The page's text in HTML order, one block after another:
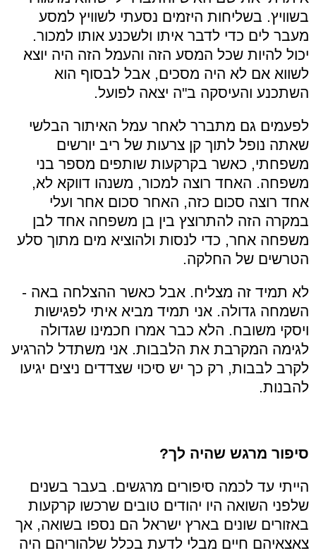
בשוויץ. בשליחות היזמים נסעתי לשוויץ למסע
מעבר לים כדי לדבר איתו ולשכנע אותו למכור.
יכול להיות שכל המסע הזה והעמל הזה היה יוצא
לשווא אם לא היה מסכים, אבל לבסוף הוא
השתכנע והעיסקה ב"ה יצאה לפועל.
לפעמים גם מתברר לאחר עמל האיתור הבלשי
שאתה נופל לתוך קן צרעות של ריב יורשים
משפחתי, כאשר בקרקעות שותפים מספר בני
משפחה. האחד רוצה למכור, משנהו דווקא לא,
אחד רוצה סכום כזה, האחר סכום אחר ועלי
במקרה הזה להתרוצץ בין בן משפחה אחד לבן
משפחה אחר, כדי לנסות ולהוציא מים מתוך סלע
הטרשים של החלקה.
לא תמיד זה מצליח. אבל כאשר ההצלחה באה -
השמחה גדולה. אני תמיד מביא איתי לפגישות
ויסקי משובח. הלא כבר אמרו חכמינו שגדולה
לגימה המקרבת את הלבבות. אני משתדל להרגיע
לקרב לבבות, רק כך יש סיכוי שצדדים ניצים יגיעו
להבנות.
סיפור מרגש שהיה לך?
הייתי עד לכמה סיפורים מרגשים. בעבר בשנים
שלפני השואה היו יהודים טובים שרכשו קרקעות
באזורים שונים בארץ ישראל הם נספו בשואה, אך
צאצאיהם חיים מבלי לדעת בכלל שלהוריהם היה